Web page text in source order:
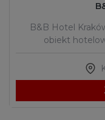
B&B Hotel
obiekt